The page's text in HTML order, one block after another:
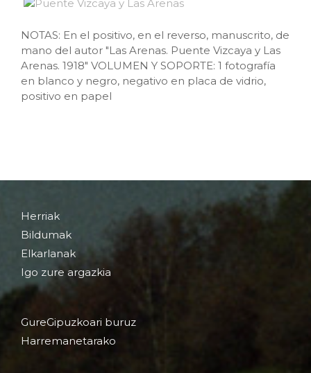
NOTAS: En el positivo, en el reverso, manuscrito, de
mano del autor "Las Arenas. Puente Vizcaya y Las
Arenas. 1918" VOLUMEN Y SOPORTE: 1 fotografía
en blanco y negro, negativo en placa de vidrio,
positivo en papel
Herriak
Bildumak
Elkarlanak
Igo zure argazkia
GureGipuzkoari buruz
Harremanetarako